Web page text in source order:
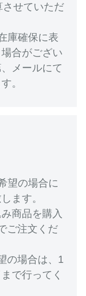
せていただ
庫確保に表
合がござい
メールにて
。
望の場合に
ます。
商品を購入
ご注文くだ
の場合は、1
で行ってく